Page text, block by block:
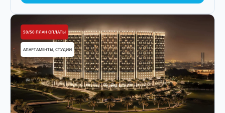
50/50 ПЛАН ОПЛАТЫ
АПАРТАМЕНТЫ, СТУДИИ